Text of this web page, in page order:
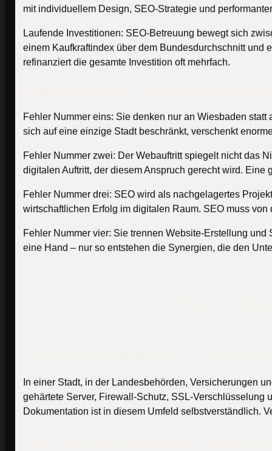
mit individuellem Design, SEO-Strategie und
Laufende Investitionen: SEO-Betreuung bewegt sich
einem Kaufkraftindex über dem Bundesdurchschnitt und
refinanziert die gesamte Investition oft mehrfach.
Fehler Nummer eins: Sie denken nur an Wiesbaden
sich auf eine einzige Stadt beschränkt, verschenkt
Fehler Nummer zwei: Der Webauftritt spiegelt nicht das
digitalen Auftritt, der diesem Anspruch gerecht wird.
Fehler Nummer drei: SEO wird als nachgelagertes
wirtschaftlichen Erfolg im digitalen Raum. SEO muss
Fehler Nummer vier: Sie trennen Website-Erstellung
eine Hand – nur so entstehen die Synergien, die den
In einer Stadt, in der Landesbehörden, Versicherungen
gehärtete Server, Firewall-Schutz, SSL-Verschlüsselung
Dokumentation ist in diesem Umfeld selbstverständlich.